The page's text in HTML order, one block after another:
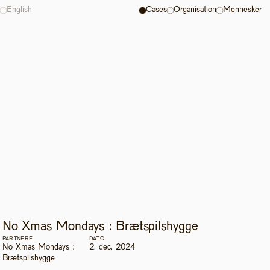
No Xmas Mondays : Brætspilshygge
PARTNERE
No Xmas Mondays :
Brætspilshygge
DATO
2. dec. 2024
English Cases Organisation Mennesker